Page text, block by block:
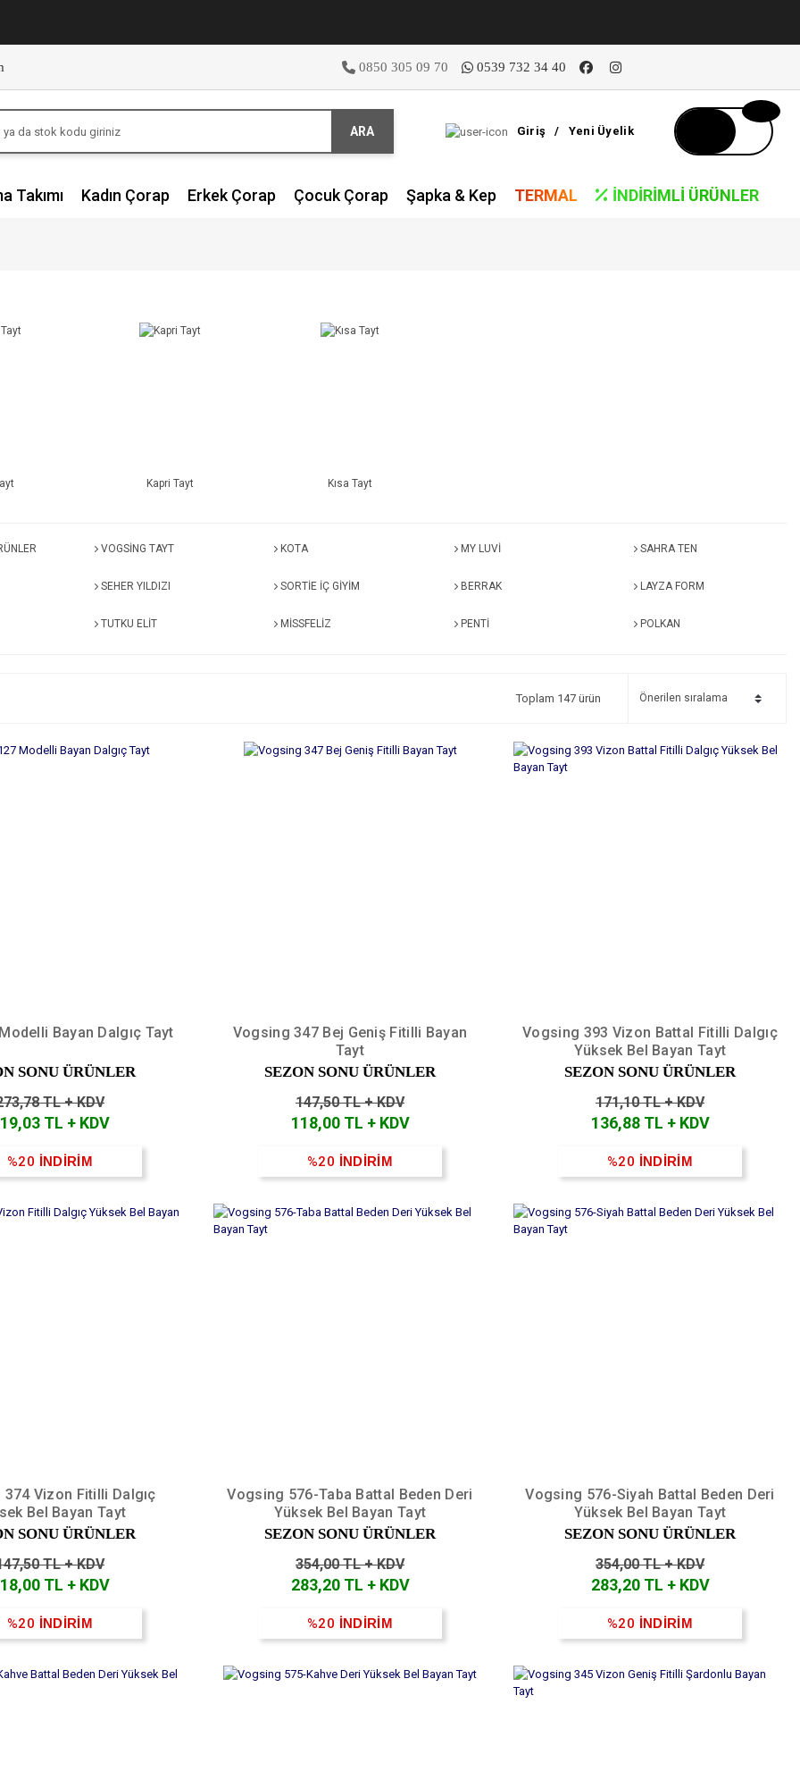
0850 305 09 70 0539 732 34 40
ARA Giriş / Yeni Üyelik
Takımı Kadın Çorap Erkek Çorap Çocuk Çorap Şapka & Kep TERMAL İNDIRIMLI ÜRÜNLER
Kapri Tayt Kısa Tayt
VOGSİNG TAYT KOTA MY LUVİ SAHRA TEN
SEHER YILDIZI SORTİE İÇ GİYİM BERRAK LAYZA FORM
TUTKU ELIT MİSSFELİZ PENTİ POLKAN
Toplam 147 ürün
Bayan Dalgıç Tayt
SONU ÜRÜNLER
TL + KDV
TL + KDV
%20 İNDİRİM
Vogsing 347 Bej Geniş Fitilli Bayan
Tayt
SEZON SONU ÜRÜNLER
147,50 TL + KDV
118,00 TL + KDV
%20 İNDİRİM
Vogsing 393 Vizon Battal Fitilli Dalgıç
Yüksek Bel Bayan Tayt
SEZON SONU ÜRÜNLER
171,10 TL + KDV
136,88 TL + KDV
%20 İNDİRİM
Vizon Fitilli Dalgıç
Bel Bayan Tayt
SONU ÜRÜNLER
TL + KDV
TL + KDV
%20 İNDİRİM
Vogsing 576-Taba Battal Beden Deri
Yüksek Bel Bayan Tayt
SEZON SONU ÜRÜNLER
354,00 TL + KDV
283,20 TL + KDV
%20 İNDİRİM
Vogsing 576-Siyah Battal Beden Deri
Yüksek Bel Bayan Tayt
SEZON SONU ÜRÜNLER
354,00 TL + KDV
283,20 TL + KDV
%20 İNDİRİM